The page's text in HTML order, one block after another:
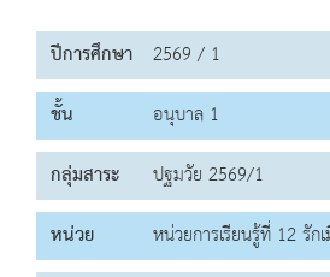
ปีการศึกษา 2569 / 1
ชั้น
อนุบาล 1
กลุ่มสาระ
ปฐมวัย 2569/1
หน่วย
หน่วยการเรียนรู้ที่ 12 รัก